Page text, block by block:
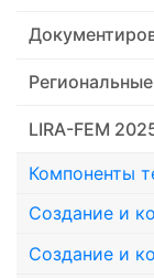
LIRA-FEM
Компоненты
Создание и
Создание и